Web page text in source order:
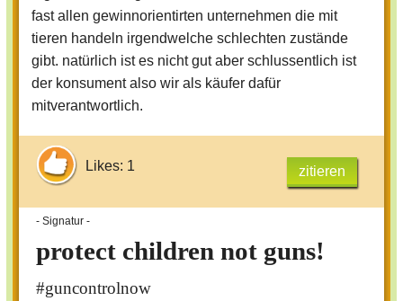
fast allen gewinnorientirten unternehmen die mit
tieren handeln irgendwelche schlechten zustände
gibt. natürlich ist es nicht gut aber schlussentlich ist
der konsument also wir als käufer dafür
mitverantwortlich.
Likes: 1 zitieren
- Signatur -
protect children not guns!
#guncontrolnow